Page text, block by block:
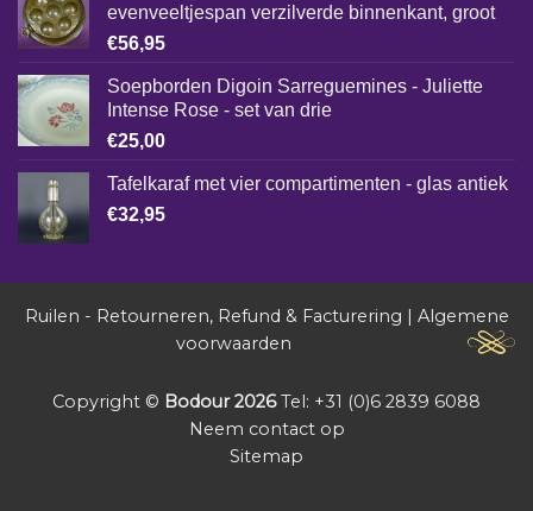
evenveeltjespan verzilverde binnenkant, groot
€56,95
Soepborden Digoin Sarreguemines - Juliette
Intense Rose - set van drie
€25,00
Tafelkaraf met vier compartimenten - glas antiek
€32,95
Ruilen - Retourneren, Refund & Facturering | Algemene
voorwaarden
Copyright © Bodour 2026Tel: +31 (0)6 2839 6088
Neem contact op
Sitemap